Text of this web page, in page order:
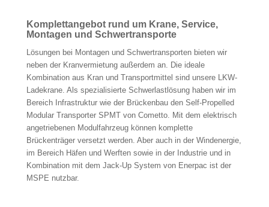
Komplettangebot rund um Krane, Service,
Montagen und Schwertransporte
Lösungen bei Montagen und Schwertransporten bieten wir
neben der Kranvermietung außerdem an. Die ideale
Kombination aus Kran und Transportmittel sind unsere LKW-
Ladekrane. Als spezialisierte Schwerlastlösung haben wir im
Bereich Infrastruktur wie der Brückenbau den Self-Propelled
Modular Transporter SPMT von Cometto. Mit dem elektrisch
angetriebenen Modulfahrzeug können komplette
Brückenträger versetzt werden. Aber auch in der Windenergie,
im Bereich Häfen und Werften sowie in der Industrie und in
Kombination mit dem Jack-Up System von Enerpac ist der
MSPE nutzbar.